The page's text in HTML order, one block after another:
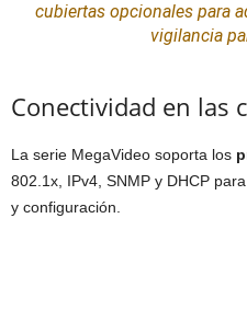
cubiertas opcionales para
vigilancia
Conectividad en las
La serie MegaVideo soporta los
802.1x, IPv4, SNMP y DHCP
y configuración.